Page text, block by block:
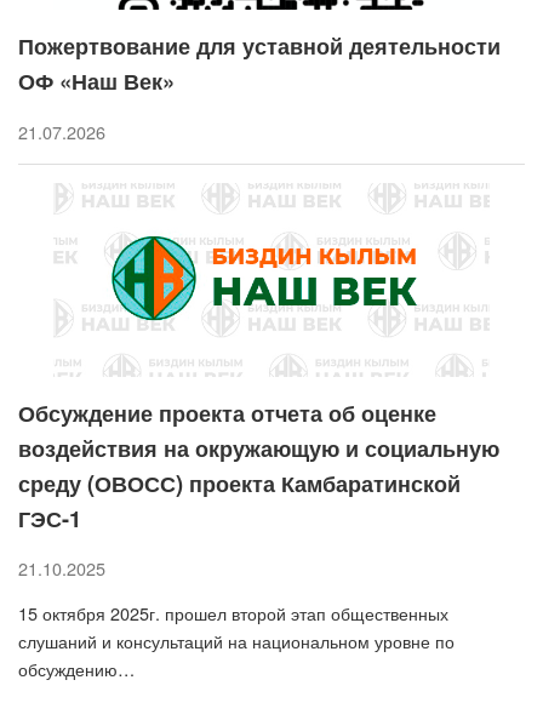
Пожертвование для уставной деятельности
ОФ «Наш Век»
21.07.2026
Обсуждение проекта отчета об оценке
воздействия на окружающую и социальную
среду (ОВОСС) проекта Камбаратинской
ГЭС-1
21.10.2025
15 октября 2025г. прошел второй этап общественных
слушаний и консультаций на национальном уровне по
обсуждению…